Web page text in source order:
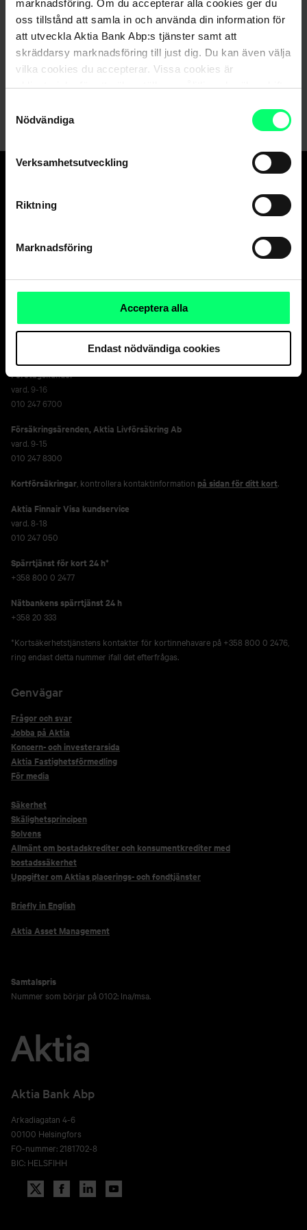
marknadsföring. Om du accepterar alla cookies ger du
oss tillstånd att samla in och använda din information för
att utveckla Aktia Bank Abp:s tjänster samt att
skräddarsy marknadsföring till just dig. Du kan även välja
vilka cookies du accepterar. Vissa cookies är
obligatoriska för att säkerställa en pålitlig och säker drift
Nödvändiga
Verksamhetsutveckling
Riktning
Marknadsföring
Acceptera alla
Endast nödvändiga cookies
får inte kopieras eller spridas och (3) garanteras inte vara
korrekt, fullständig eller aktuell. Varken Morningstar eller
dess innehållsleverantörer är ansvariga för eventuella
skador eller förluster till följd av användning av denna
information. Tidigare resultat ska inte tolkas som en
Den goda banken.
Kundservice
Privatkunder
vard. 8-18
Företagskunder
vard. 9-16
010 247 6700
Försäkringsärenden,Aktia Livförsäkring Ab
vard. 9-15
010 247 8300
Kortförsäkringar , kontrollera kontaktinformation på sidan för ditt kort.
Aktia Finnair Visa kundservice
vard. 8-18
010 247 050
Spärrtjänst för kort 24 h*
+358 800 0 2477
Nätbankens spärrtjänst 24 h
+358 20 333
*Kortsäkerhetstjänstens kontakter för kortinnehavare på +358 800 0 2476,
ring endast detta nummer ifall det efterfrågas.
Genvägar
Frågor och svar
Jobba på Aktia
Koncern- och investerarsida
Aktia Fastighetsförmedling
För media
Säkerhet
Skälighetsprincipen
Solvens
Allmänt om bostadskrediter och konsumentkrediter med
bostadssäkerhet
Uppgifter om Aktias placerings- och fondtjänster
Briefly in English
Aktia Asset Management
Samtalspris
Nummer som börjar på 0102: lna/msa.
Aktia Bank Abp
Arkadiagatan 4-6
00100 Helsingfors
FO-nummer: 2181702-8
BIC: HELSFIHH